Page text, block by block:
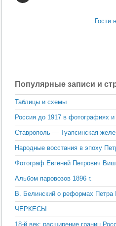
Гости
Популярные записи и
Таблицы и схемы
Россия до 1917 в фотографиях
Ставрополь — Туапсинская
Народные восстания в эпоху
Фотограф Евгений Петрович
Альбом паровозов 1896 г.
В. Белинский о реформах Петра I
ЧЕРКЕСЫ
18-й век: расширение границ